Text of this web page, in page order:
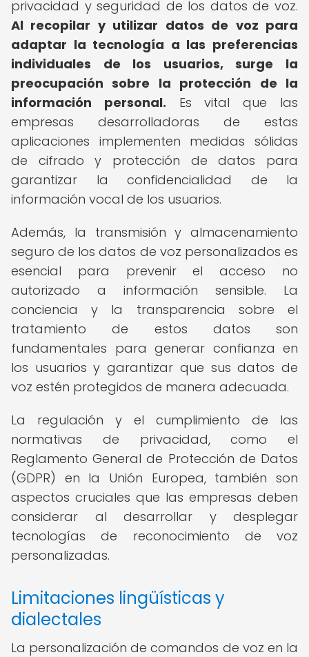
privacidad y seguridad de los datos de voz.
Al recopilar y utilizar datos de voz para
adaptar la tecnología a las preferencias
individuales de los usuarios, surge la
preocupación sobre la protección de la
información personal. Es vital que las
empresas desarrolladoras de estas
aplicaciones implementen medidas sólidas
de cifrado y protección de datos para
garantizar la confidencialidad de la
información vocal de los usuarios.
Además, la transmisión y almacenamiento
seguro de los datos de voz personalizados es
esencial para prevenir el acceso no
autorizado a información sensible. La
conciencia y la transparencia sobre el
tratamiento de estos datos son
fundamentales para generar confianza en
los usuarios y garantizar que sus datos de
voz estén protegidos de manera adecuada.
La regulación y el cumplimiento de las
normativas de privacidad, como el
Reglamento General de Protección de Datos
(GDPR) en la Unión Europea, también son
aspectos cruciales que las empresas deben
considerar al desarrollar y desplegar
tecnologías de reconocimiento de voz
personalizadas.
Limitaciones lingüísticas y
dialectales
La personalización de comandos de voz en la